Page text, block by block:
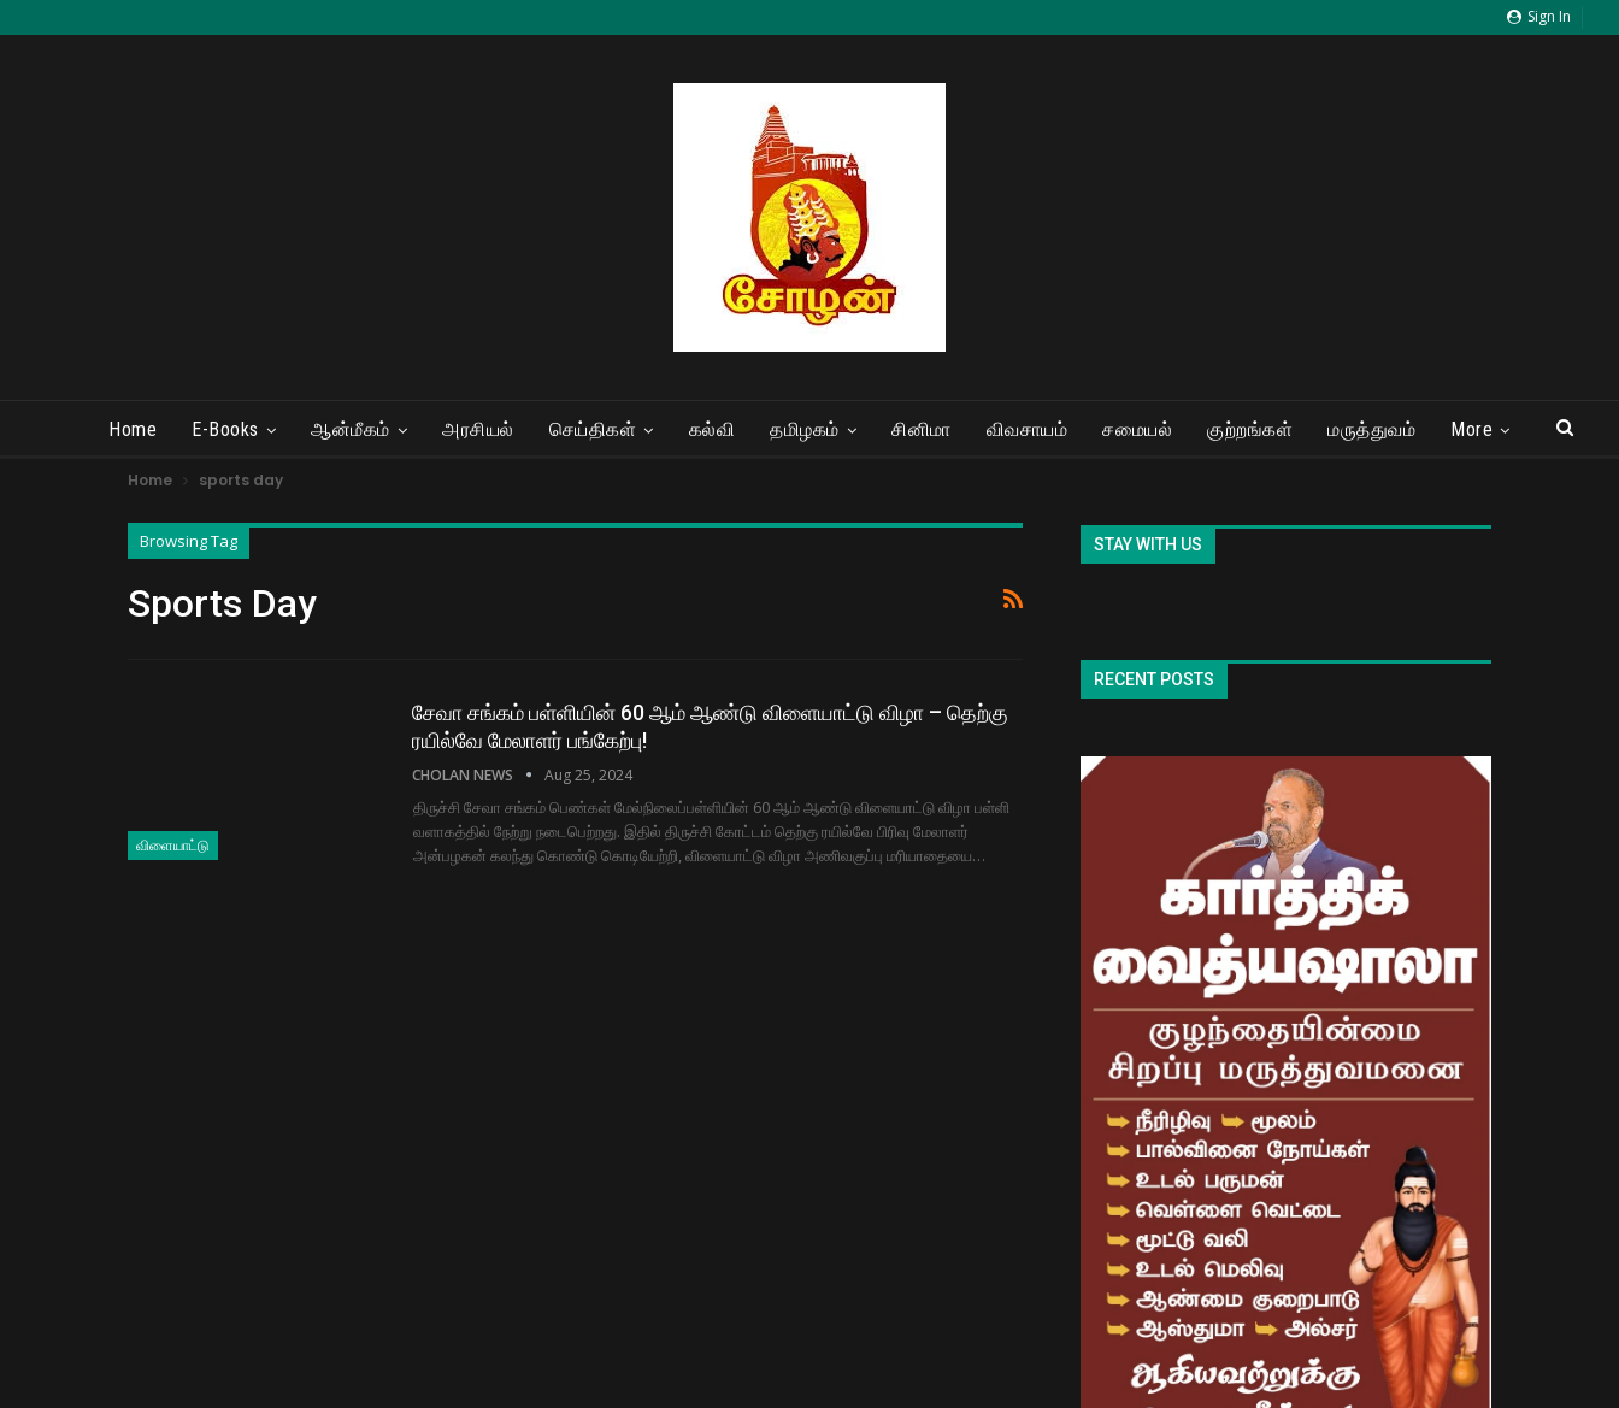
Sign In
Home E-Books ஆன்மீகம் அரசியல் செய்திகள் கல்வி தமிழகம் சினிமா விவசாயம் சமையல் குற்றங்கள் மருத்துவம் More
Home sports day
Browsing Tag
Sports Day
விளையாட்டு
சேவா சங்கம் பள்ளியின் 60 ஆம் ஆண்டு விளையாட்டு விழா – தெற்கு
ரயில்வே மேலாளர் பங்கேற்பு!
CHOLAN NEWS Aug 25, 2024
திருச்சி சேவா சங்கம் பெண்கள் மேல்நிலைப்பள்ளியின் 60 ஆம் ஆண்டு விளையாட்டு விழா பள்ளி
வளாகத்தில் நேற்று நடைபெற்றது. இதில் திருச்சி கோட்டம் தெற்கு ரயில்வே பிரிவு மேலாளர்
அன்பழகன் கலந்து கொண்டு கொடியேற்றி, விளையாட்டு விழா அணிவகுப்பு மரியாதையை…
STAY WITH US
RECENT POSTS